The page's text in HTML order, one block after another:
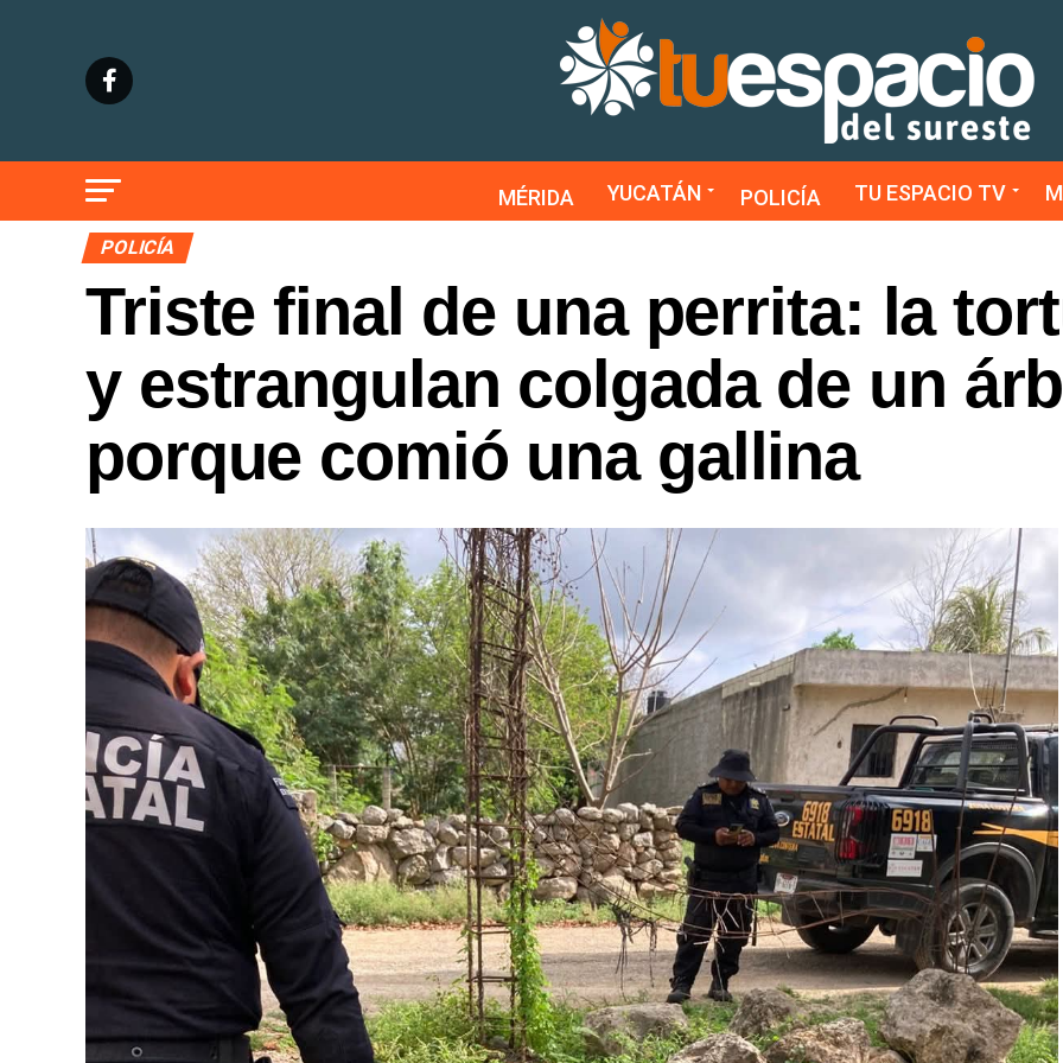
MÉRIDA YUCATÁN POLICÍA TU ESPACIO TV
POLICÍA
Triste final de una perrita: la
y estrangulan colgada de un
porque comió una gallina